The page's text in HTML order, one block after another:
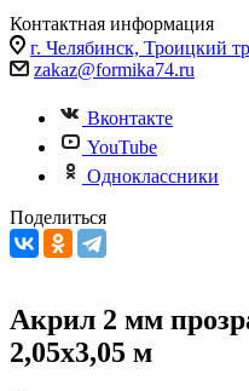
Контактная информация
г. Челябинск, Троицкий
zakaz@formika74.ru
Вконтакте
YouTube
Одноклассники
Поделиться
Акрил 2 мм
2,05х3,05 м